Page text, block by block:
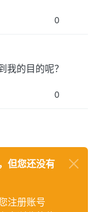
0
的目的呢？
0
但您还没有
注册账号